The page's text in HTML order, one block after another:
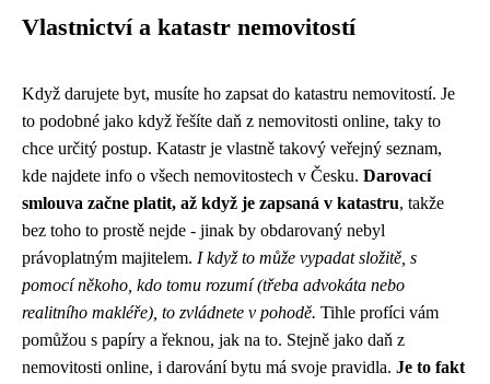
Vlastnictví a katastr nemovitostí
Když darujete byt, musíte ho zapsat do katastru nemovitostí. Je
to podobné jako když řešíte daň z nemovitosti online, taky to
chce určitý postup. Katastr je vlastně takový veřejný seznam,
kde najdete info o všech nemovitostech v Česku. Darovací
smlouva začne platit, až když je zapsaná v katastru, takže
bez toho to prostě nejde - jinak by obdarovaný nebyl
právoplatným majitelem. I když to může vypadat složitě, s
pomocí někoho, kdo tomu rozumí (třeba advokáta nebo
realitního makléře), to zvládnete v pohodě. Tihle profíci vám
pomůžou s papíry a řeknou, jak na to. Stejně jako daň z
nemovitosti online, i darování bytu má svoje pravidla. Je to fakt